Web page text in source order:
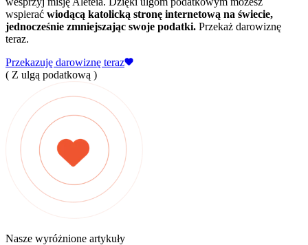
wspierać wiodącą katolicką stronę internetową na świecie,
jednocześnie zmniejszając swoje podatki. Przekaż darowiznę
teraz.
Przekazuję darowiznę teraz
( Z ulgą podatkową )
Nasze wyróżnione artykuły